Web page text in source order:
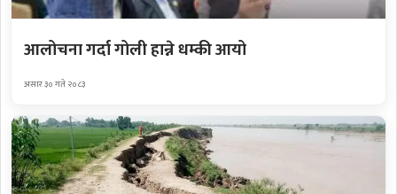
आलोचना गर्दा गोली हान्ने धम्की आयो
असार ३० गते २०८३